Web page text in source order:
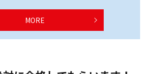
MORE